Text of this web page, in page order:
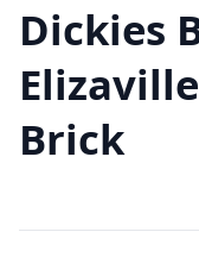
Dickies
Brick